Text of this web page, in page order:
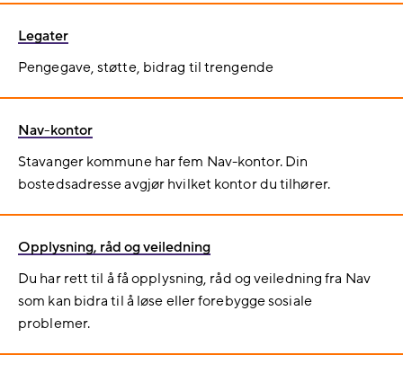
Legater
Pengegave, støtte, bidrag til trengende
Nav-kontor
Stavanger kommune har fem Nav-kontor. Din
bostedsadresse avgjør hvilket kontor du tilhører.
Opplysning, råd og veiledning
Du har rett til å få opplysning, råd og veiledning fra Nav
som kan bidra til å løse eller forebygge sosiale
problemer.